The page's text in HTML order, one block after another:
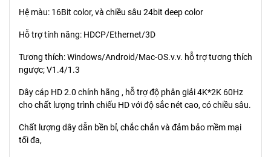
Hệ màu: 16Bit color, và chiều sâu 24bit deep color
Hỗ trợ tính năng: HDCP/Ethernet/3D
Tương thích: Windows/Android/Mac-OS.v.v. hỗ trợ tương thích
ngược; V1.4/1.3
Dây cáp HD 2.0 chính hãng , hỗ trợ độ phân giải 4K*2K 60Hz
cho chất lượng trình chiếu HD với độ sắc nét cao, có chiều sâu.
Chất lượng dây dẫn bền bỉ, chắc chắn và đảm bảo mềm mại
tối đa,